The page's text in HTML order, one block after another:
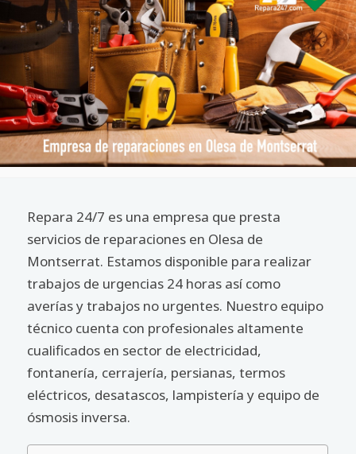
Repara 24/7 es una empresa que presta
servicios de reparaciones en Olesa de
Montserrat. Estamos disponible para realizar
trabajos de urgencias 24 horas así como
averías y trabajos no urgentes. Nuestro equipo
técnico cuenta con profesionales altamente
cualificados en sector de electricidad,
fontanería, cerrajería, persianas, termos
eléctricos, desatascos, lampistería y equipo de
ósmosis inversa.